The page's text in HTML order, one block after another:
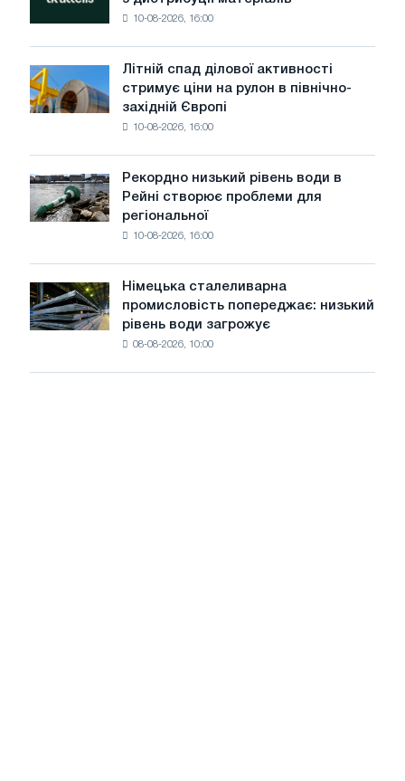
перейменує
підрозділ
матеріалів
10-08-2026, 16:00
Літній
спад
ділової
на
рулон
західній
Європі
Літній спад ділової активності
стримує ціни на рулон в північно-
західній Європі
10-08-2026, 16:00
Рекордно
низький
рівень
створює
проблеми
промисловості
Рекордно низький рівень води в
Рейні створює проблеми для
регіональної
10-08-2026, 16:00
Німецька
сталеливарна
промисловість
Німецька сталеливарна
промисловість попереджає: низький
рівень води загрожує
08-08-2026, 10:00